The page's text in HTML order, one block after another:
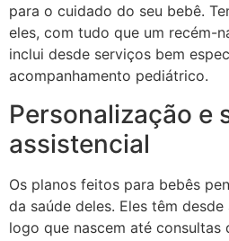
para o cuidado do seu bebê.
eles, com tudo que um recém-
inclui desde serviços bem
acompanhamento pediátrico.
Personalização e
assistencial
Os planos feitos para bebês
da saúde deles. Eles têm
logo que nascem até consultas